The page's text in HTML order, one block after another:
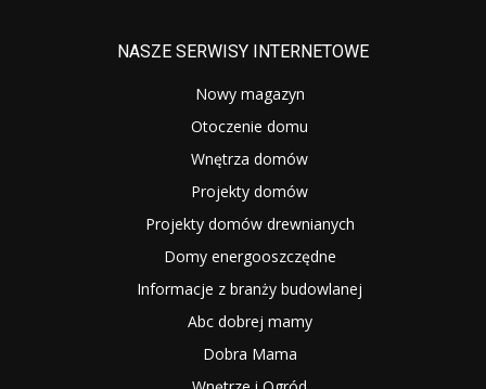
NASZE SERWISY INTERNETOWE
Nowy magazyn
Otoczenie domu
Wnętrza domów
Projekty domów
Projekty domów drewnianych
Domy energooszczędne
Informacje z branży budowlanej
Abc dobrej mamy
Dobra Mama